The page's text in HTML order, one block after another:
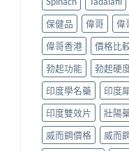
保健品
偉哥
偉
偉哥香港
價格比
勃起功能
勃起硬
印度學名藥
印度
印度雙效片
壯陽
威而鋼價格
威而